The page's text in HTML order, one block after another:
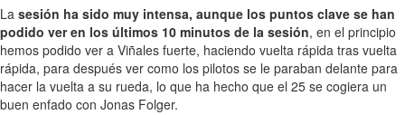
La sesión ha sido muy intensa, aunque los puntos clave se han
podido ver en los últimos 10 minutos de la sesión, en el principio
hemos podido ver a Viñales fuerte, haciendo vuelta rápida tras vuelta
rápida, para después ver como los pilotos se le paraban delante para
hacer la vuelta a su rueda, lo que ha hecho que el 25 se cogiera un
buen enfado con Jonas Folger.